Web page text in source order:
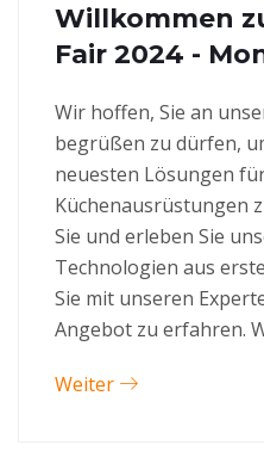
Willkommen
Fair 2024 -
Wir hoffen, Sie an
begrüßen zu dürfen,
neuesten Lösungen
Küchenausrüstungen
Sie und erleben Sie
Technologien aus
Sie mit unseren
Angebot zu erfahren.
Weiter